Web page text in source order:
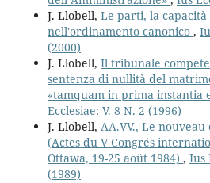
J. Llobell, Le parti, la
nell'ordinamento canonico ,
(2000)
J. Llobell, Il tribunale
sentenza di nullità del
«tamquam in prima instantia
Ecclesiae: V. 8 N. 2 (1996)
J. Llobell, AA.VV., Le
(Actes du V Congrés
Ottawa, 19-25 août 1984) , Ius
(1989)